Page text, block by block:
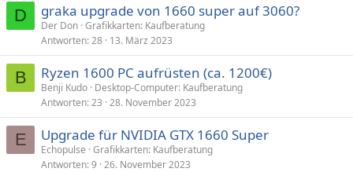
D graka upgrade von 1660 super auf 3060?
Der Don Grafikkarten: Kaufberatung
Antworten 28 13. März 2023
B Ryzen 1600 PC aufrüsten (ca. 1200€)
Benji Kudo Desktop-Computer: Kaufberatung
Antworten 23 28. November 2023
E Upgrade für NVIDIA GTX 1660 Super
Echopulse Grafikkarten: Kaufberatung
Antworten 9 26. November 2023